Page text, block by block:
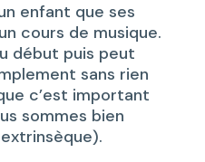
enfant que ses
cours de musique.
début puis peut
sans rien
c’est important
sommes bien